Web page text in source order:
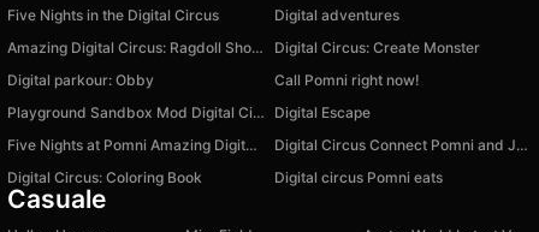
Five Nights in the Digital Circus
Digital adventures
Amazing Digital Circus: Ragdoll Show!
Digital Circus: Create Monster
Digital parkour: Obby
Call Pomni right now!
Playground Sandbox Mod Digital Circus
Digital Escape
Five Nights at Pomni Amazing Digital Circus
Digital Circus Connect Pomni and Jax
Digital Circus: Coloring Book
Digital circus Pomni eats
Casuale